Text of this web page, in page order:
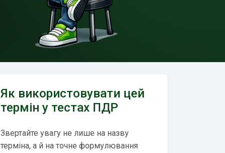
Як використовувати цей
термін у тестах ПДР
Звертайте увагу не лише на назву
терміна, а й на точне формулювання